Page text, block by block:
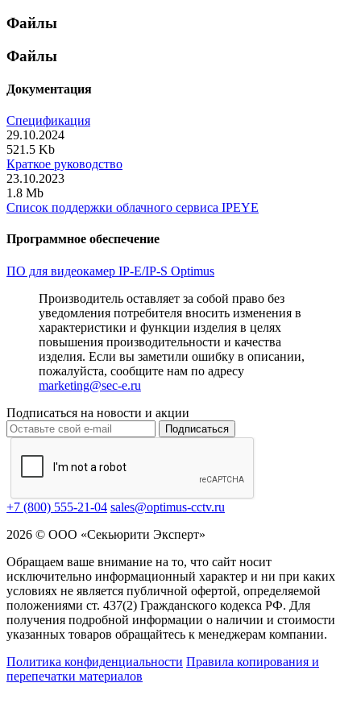
Файлы
Файлы
Документация
Спецификация
29.10.2024
521.5 Kb
Краткое руководство
23.10.2023
1.8 Mb
Список поддержки облачного сервиса IPEYE
Программное обеспечение
ПО для видеокамер IP-E/IP-S Optimus
Производитель оставляет за собой право без
уведомления потребителя вносить изменения в
характеристики и функции изделия в целях
повышения производительности и качества
изделия. Если вы заметили ошибку в описании,
пожалуйста, сообщите нам по адресу
marketing@sec-e.ru
Подписаться на новости и акции
Подписаться
+7 (800) 555-21-04 sales@optimus-cctv.ru
2026 © ООО «Секьюрити Эксперт»
Обращаем ваше внимание на то, что сайт носит
исключительно информационный характер и ни при каких
условиях не является публичной офертой, определяемой
положениями ст. 437(2) Гражданского кодекса РФ. Для
получения подробной информации о наличии и стоимости
указанных товаров обращайтесь к менеджерам компании.
Политика конфиденциальности Правила копирования и
перепечатки материалов